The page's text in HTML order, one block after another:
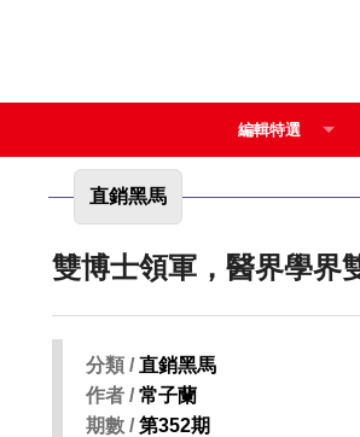
編輯特選
直銷黑馬
分類 /直銷黑馬
作者 /常子蘭
期數 /第352期